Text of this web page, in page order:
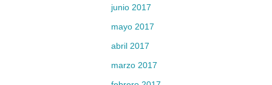
junio 2017
mayo 2017
abril 2017
marzo 2017